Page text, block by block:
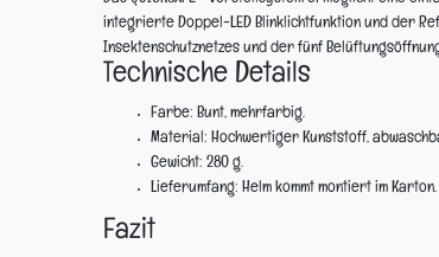
integrierte Doppel-LED Blinklichtfunktion und der
Insektenschutznetzes und der fünf
Technische Details
Farbe: Bunt, mehrfarbig.
Material: Hochwertiger Kunststoff,
Gewicht: 280 g.
Lieferumfang: Helm kommt montiert im Karton.
Fazit